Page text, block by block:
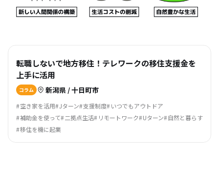
転職しないで地方移住！テレワークの移住支援金を
上手に活用
コラム 新潟県 / 十日町市
空き家を活用 Jターン 支援制度 いつでもアウトドア
補助金を使って
二拠点生活 リモートワーク Uターン 自然と暮らす
移住を機に起業